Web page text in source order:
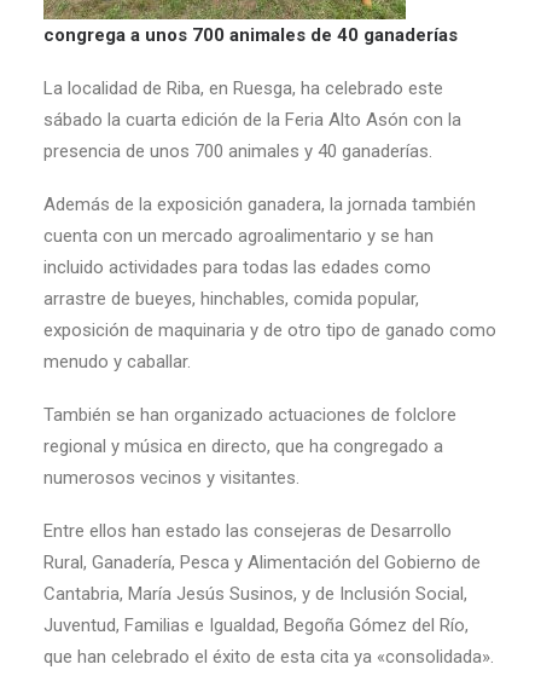
congrega a unos 700 animales de 40 ganaderías
La localidad de Riba, en Ruesga, ha celebrado este
sábado la cuarta edición de la Feria Alto Asón con la
presencia de unos 700 animales y 40 ganaderías.
Además de la exposición ganadera, la jornada también
cuenta con un mercado agroalimentario y se han
incluido actividades para todas las edades como
arrastre de bueyes, hinchables, comida popular,
exposición de maquinaria y de otro tipo de ganado como
menudo y caballar.
También se han organizado actuaciones de folclore
regional y música en directo, que ha congregado a
numerosos vecinos y visitantes.
Entre ellos han estado las consejeras de Desarrollo
Rural, Ganadería, Pesca y Alimentación del Gobierno de
Cantabria, María Jesús Susinos, y de Inclusión Social,
Juventud, Familias e Igualdad, Begoña Gómez del Río,
que han celebrado el éxito de esta cita ya «consolidada».